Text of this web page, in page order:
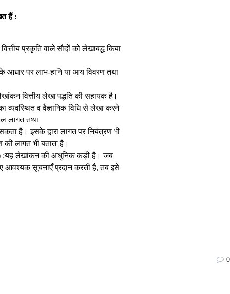
हैं :
प्रकृति वाले सौदों को लेखाबद्ध किया
आधार पर लाभ-हानि या आय विवरण तथा
वित्तीय लेखा पद्धति की सहायक है।
व्यवस्थित व वैज्ञानिक विधि से लेखा करने
लागत तथा
है। इसके द्वारा लागत पर नियंत्रण भी
की लागत भी बताता है।
:यह लेखांकन की आधुनिक कड़ी है। जब
आवश्यक सूचनाएँ प्रदान करती है, तब इसे
0